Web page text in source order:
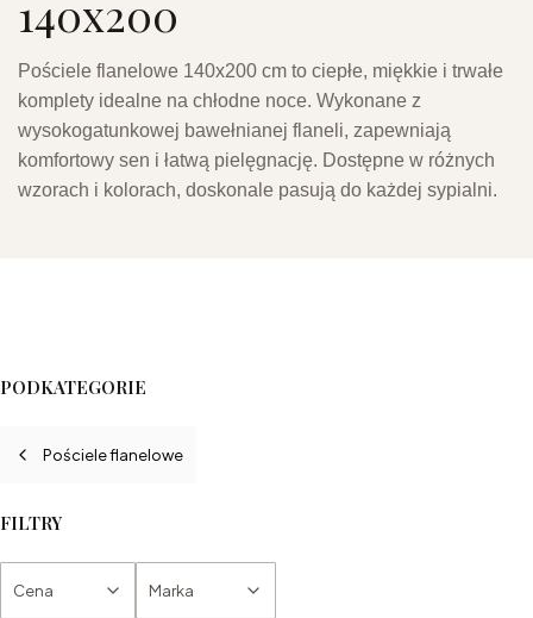
140x200
Pościele flanelowe 140x200 cm to ciepłe, miękkie i trwałe
komplety idealne na chłodne noce. Wykonane z
wysokogatunkowej bawełnianej flaneli, zapewniają
komfortowy sen i łatwą pielęgnację. Dostępne w różnych
wzorach i kolorach, doskonale pasują do każdej sypialni.
PODKATEGORIE
Pościele flanelowe
FILTRY
Cena Marka